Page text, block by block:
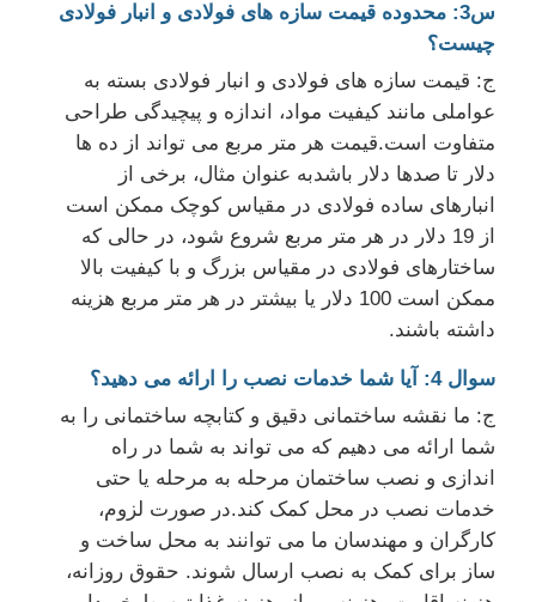
س3: محدوده قیمت سازه های فولادی و انبار فولادی
چیست؟
ج: قیمت سازه های فولادی و انبار فولادی بسته به
عواملی مانند کیفیت مواد، اندازه و پیچیدگی طراحی
متفاوت است.قیمت هر متر مربع می تواند از ده ها
دلار تا صدها دلار باشدبه عنوان مثال، برخی از
انبارهای ساده فولادی در مقیاس کوچک ممکن است
از 19 دلار در هر متر مربع شروع شود، در حالی که
ساختارهای فولادی در مقیاس بزرگ و با کیفیت بالا
ممکن است 100 دلار یا بیشتر در هر متر مربع هزینه
داشته باشند.
سوال 4: آیا شما خدمات نصب را ارائه می دهید؟
ج: ما نقشه ساختمانی دقیق و کتابچه ساختمانی را به
شما ارائه می دهیم که می تواند به شما در راه
اندازی و نصب ساختمان مرحله به مرحله یا حتی
خدمات نصب در محل کمک کند.در صورت لزوم،
کارگران و مهندسان ما می توانند به محل ساخت و
ساز برای کمک به نصب ارسال شوند. حقوق روزانه،